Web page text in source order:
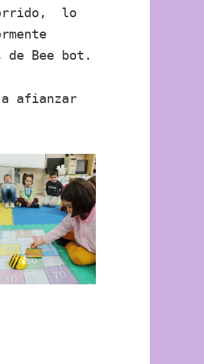
lo
de Bee bot.
afianzar